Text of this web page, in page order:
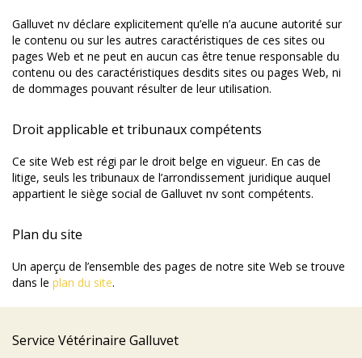
Galluvet nv déclare explicitement qu’elle n’a aucune autorité sur
le contenu ou sur les autres caractéristiques de ces sites ou
pages Web et ne peut en aucun cas être tenue responsable du
contenu ou des caractéristiques desdits sites ou pages Web, ni
de dommages pouvant résulter de leur utilisation.
Droit applicable et tribunaux compétents
Ce site Web est régi par le droit belge en vigueur. En cas de
litige, seuls les tribunaux de l’arrondissement juridique auquel
appartient le siège social de Galluvet nv sont compétents.
Plan du site
Un aperçu de l’ensemble des pages de notre site Web se trouve
dans le plan du site.
Service Vétérinaire Galluvet